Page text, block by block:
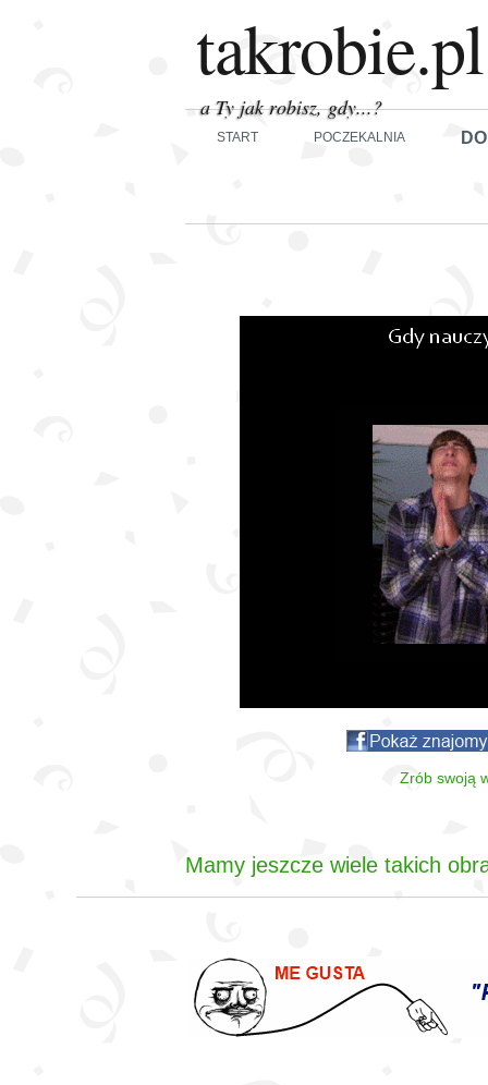
takrobie.pl
a Ty jak robisz, gdy...?
START POCZEKALNIA
Zrób swoją
Mamy jeszcze wiele takich